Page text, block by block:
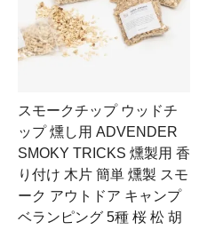
スモークチップ ウッドチ
ップ 燻し用 ADVENDER
SMOKY TRICKS 燻製用 香
り付け 木片 簡単 燻製 スモ
ーク アウトドア キャンプ
ベランピング 5種 桜 松 胡